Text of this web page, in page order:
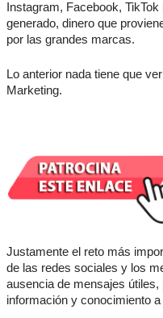
Instagram, Facebook,
generado, dinero que
por las grandes marcas.
Lo anterior nada tiene que
Marketing.
Justamente el reto más
de las redes sociales y los
ausencia de mensajes
información y conocimiento